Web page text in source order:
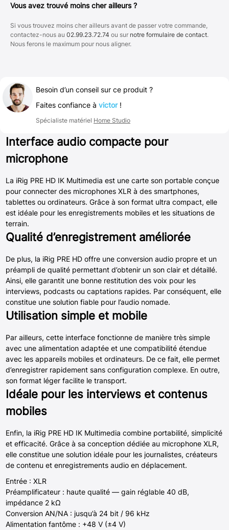
Vous avez trouvé moins cher ailleurs ?
Si vous trouvez moins cher ailleurs avant de passer votre commande,
contactez-nous au 02.99.23.72.74 ou sur notre formulaire de contact.
Nous ferons le maximum pour nous aligner.
Besoin d’un conseil sur ce produit ?
Faites confiance à victor!
Spécialiste matériel Home Studio
Interface audio compacte pour
microphone
La iRig PRE HD IK Multimedia est une carte son portable conçue
pour connecter des microphones XLR à des smartphones,
tablettes ou ordinateurs. Grâce à son format ultra compact, elle
est idéale pour les enregistrements mobiles et les situations de
terrain.
Qualité d’enregistrement améliorée
De plus, la iRig PRE HD offre une conversion audio propre et un
préampli de qualité permettant d’obtenir un son clair et détaillé.
Ainsi, elle garantit une bonne restitution des voix pour les
interviews, podcasts ou captations rapides. Par conséquent, elle
constitue une solution fiable pour l’audio nomade.
Utilisation simple et mobile
Par ailleurs, cette interface fonctionne de manière très simple
avec une alimentation adaptée et une compatibilité étendue
avec les appareils mobiles et ordinateurs. De ce fait, elle permet
d’enregistrer rapidement sans configuration complexe. En outre,
son format léger facilite le transport.
Idéale pour les interviews et contenus
mobiles
Enfin, la iRig PRE HD IK Multimedia combine portabilité, simplicité
et efficacité. Grâce à sa conception dédiée au microphone XLR,
elle constitue une solution idéale pour les journalistes, créateurs
de contenu et enregistrements audio en déplacement.
Entrée : XLR
Préamplificateur : haute qualité — gain réglable 40 dB,
impédance 2 kΩ
Conversion AN/NA : jusqu’à 24 bit / 96 kHz
Alimentation fantôme : +48 V (±4 V)